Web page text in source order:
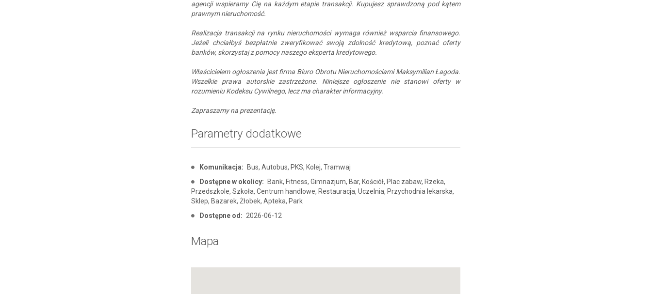
agencji wspieramy Cię na każdym etapie transakcji. Kupujesz sprawdzoną pod kątem
prawnym nieruchomość.
Realizacja transakcji na rynku nieruchomości wymaga również wsparcia finansowego.
Jeżeli chciałbyś bezpłatnie zweryfikować swoją zdolność kredytową, poznać oferty
banków, skorzystaj z pomocy naszego eksperta kredytowego.
Właścicielem ogłoszenia jest firma Biuro Obrotu Nieruchomościami Maksymilian Łagoda.
Wszelkie prawa autorskie zastrzeżone. Niniejsze ogłoszenie nie stanowi oferty w
rozumieniu Kodeksu Cywilnego, lecz ma charakter informacyjny.
Zapraszamy na prezentację.
Parametry dodatkowe
Komunikacja:
Bus, Autobus, PKS, Kolej, Tramwaj
Dostępne w okolicy:
Bank, Fitness, Gimnazjum, Bar, Kościół, Plac zabaw, Rzeka,
Przedszkole, Szkoła, Centrum handlowe, Restauracja, Uczelnia, Przychodnia lekarska,
Sklep, Bazarek, Żłobek, Apteka, Park
Dostępne od: 2026-06-12
Mapa